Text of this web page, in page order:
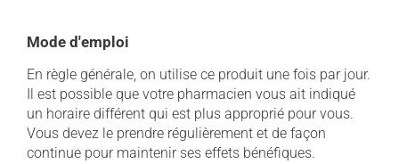
Mode d'emploi
En règle générale, on utilise ce produit une fois par jour.
Il est possible que votre pharmacien vous ait indiqué
un horaire différent qui est plus approprié pour vous.
Vous devez le prendre régulièrement et de façon
continue pour maintenir ses effets bénéfiques.